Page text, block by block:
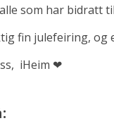
som har bidratt
fin julefeiring, og
iHeim ❤